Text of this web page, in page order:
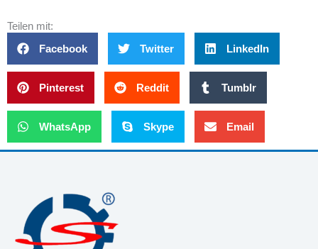
Teilen mit:
Facebook Twitter LinkedIn
Pinterest Reddit Tumblr
WhatsApp Skype Email